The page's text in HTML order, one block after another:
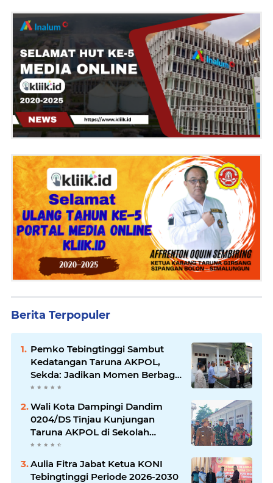
Berita Terpopuler
Pemko Tebingtinggi Sambut
Kedatangan Taruna AKPOL,
Sekda: Jadikan Momen Berbagi
Ilmu
Wali Kota Dampingi Dandim
0204/DS Tinjau Kunjungan
Taruna AKPOL di Sekolah
Rakyat Tebingtinggi
Aulia Fitra Jabat Ketua KONI
Tebingtinggi Periode 2026-2030